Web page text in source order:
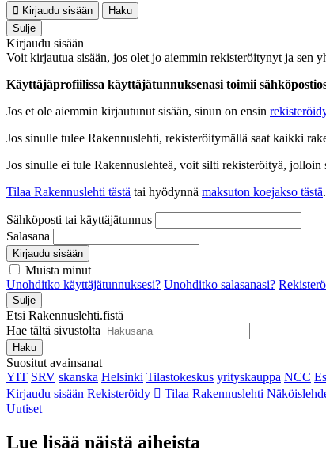
Kirjaudu sisään
Haku
Sulje
Kirjaudu sisään
Voit kirjautua sisään, jos olet jo aiemmin rekisteröitynyt ja sen
Käyttäjäprofiilissa käyttäjätunnuksenasi toimii
Jos et ole aiemmin kirjautunut sisään, sinun on ensin
Jos sinulle tulee Rakennuslehti, rekisteröitymällä saat kaikki
Jos sinulle ei tule Rakennuslehteä, voit silti rekisteröityä,
Tilaa Rakennuslehti tästä tai hyödynnä maksuton koejakso tästä.
Sähköposti tai käyttäjätunnus
Salasana
Kirjaudu sisään
Muista minut
Unohditko käyttäjätunnuksesi? Unohditko salasanasi?
Sulje
Etsi Rakennuslehti.fistä
Hae tältä sivustolta
Haku
Suositut avainsanat
YIT SRV skanska Helsinki Tilastokeskus yrityskauppa NCC
Kirjaudu sisään Rekisteröidy Tilaa Rakennuslehti
Uutiset
Lue lisää näistä aiheista